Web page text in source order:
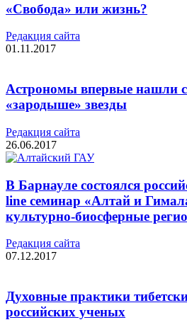
«Свобода» или жизнь?
Редакция cайта
01.11.2017
Астрономы впервые нашли
«зародыше» звезды
Редакция cайта
26.06.2017
В Барнауле состоялся
line семинар «Алтай и
культурно-биосферные
Редакция cайта
07.12.2017
Духовные практики
российских ученых